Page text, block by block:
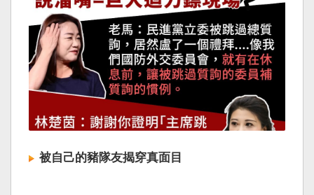
被自己的豬隊友揭穿真面目